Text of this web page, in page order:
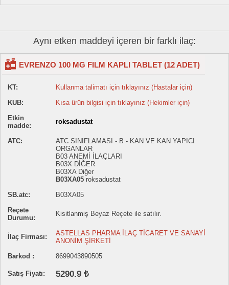
Aynı etken maddeyi içeren bir farklı ilaç:
EVRENZO 100 MG FILM KAPLI TABLET (12 ADET)
KT:
Kullanma talimatı için tıklayınız (Hastalar için)
KUB:
Kısa ürün bilgisi için tıklayınız (Hekimler için)
Etkin
madde:
roksadustat
ATC:
ATC SINIFLAMASI - B - KAN VE KAN YAPICI
ORGANLAR
B03 ANEMİ İLAÇLARI
B03X DİĞER
B03XA Diğer
B03XA05 roksadustat
SB.atc:
B03XA05
Reçete
Durumu:
Kisitlanmiş Beyaz Reçete ile satılır.
İlaç Firması:
ASTELLAS PHARMA İLAÇ TİCARET VE SANAYİ
ANONİM ŞİRKETİ
Barkod :
8699043890505
Satış Fiyatı: 5290.9 ₺